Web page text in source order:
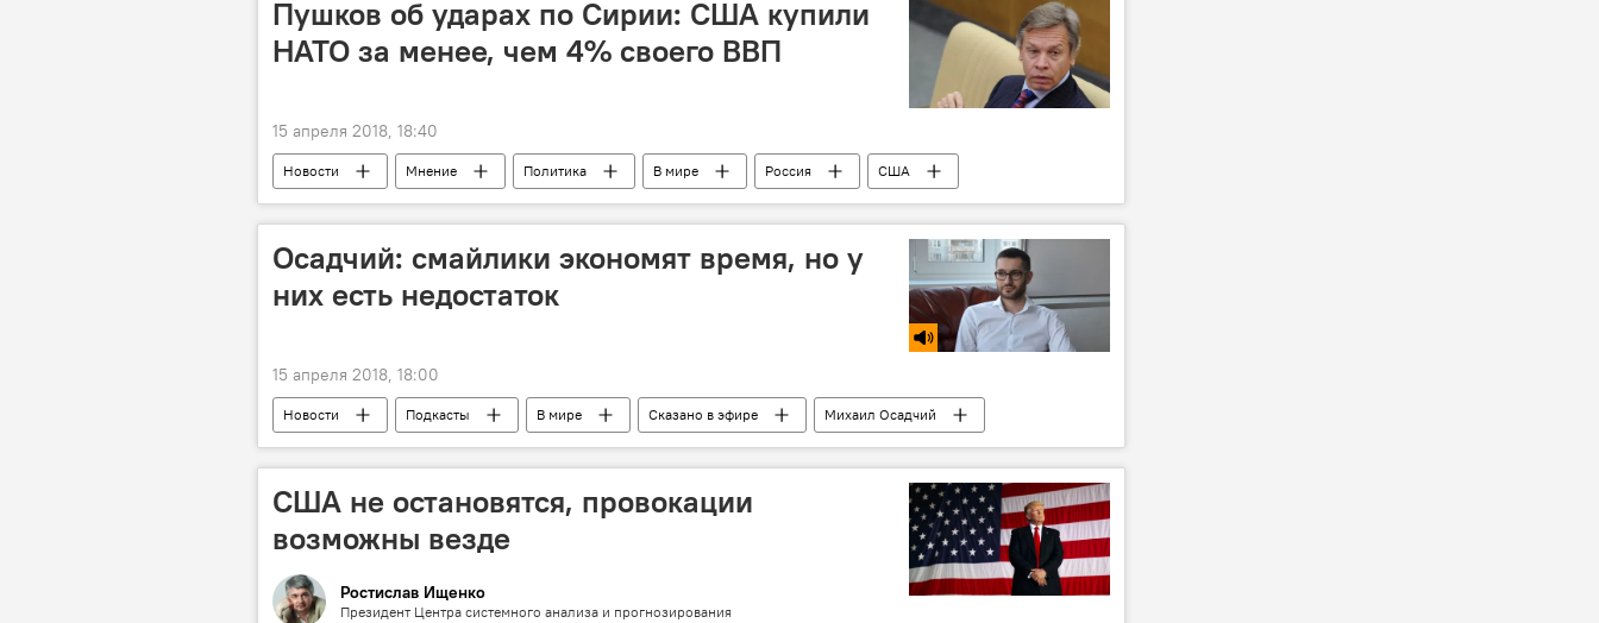
Пушков об ударах по Сирии: США купили
НАТО за менее, чем 4% своего ВВП
15 апреля 2018, 18:40
Новости Мнение Политика В мире Россия
США
Сирия
Алексей Пушков удары ракеты
Осадчий: смайлики экономят время, но у
них есть недостаток
15 апреля 2018, 18:00
Новости Подкасты В мире Сказано в эфире
Михаил Осадчий
смайлик
русский язык цивилизация
США не остановятся, провокации
возможны везде
Ростислав Ищенко
Президент Центра системного анализа и прогнозирования